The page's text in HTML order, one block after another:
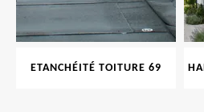
ETANCHÉITÉ TOITURE 69